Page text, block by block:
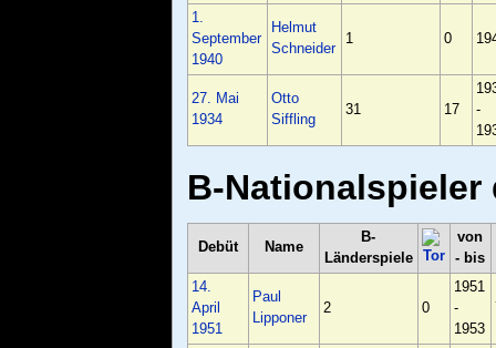
1.
September
1940
Helmut
Schneider
1 0
27. Mai
1934
Otto
Siffling
31 17
-
B-Nationalspieler
Debüt Name
B-
Länderspiele
von
- bis
14.
April
1951
Paul
Lipponer
2 0
1951
-
1953